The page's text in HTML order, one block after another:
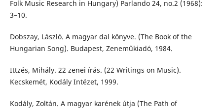
Folk Music Research in Hungary) Parlando 24, no.2 (1968):
3–10.
Dobszay, László. A magyar dal könyve. (The Book of the
Hungarian Song). Budapest, Zeneműkiadó, 1984.
Ittzés, Mihály. 22 zenei írás. (22 Writings on Music).
Kecskemét, Kodály Intézet, 1999.
Kodály, Zoltán. A magyar karének útja (The Path of